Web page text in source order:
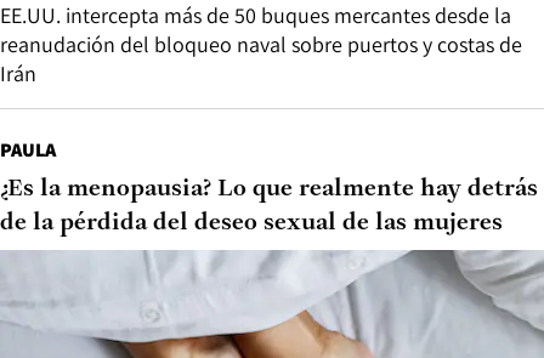
EE.UU. intercepta más de 50 buques mercantes desde la
reanudación del bloqueo naval sobre puertos y costas de
Irán
PAULA
¿Es la menopausia? Lo que realmente hay detrás
de la pérdida del deseo sexual de las mujeres